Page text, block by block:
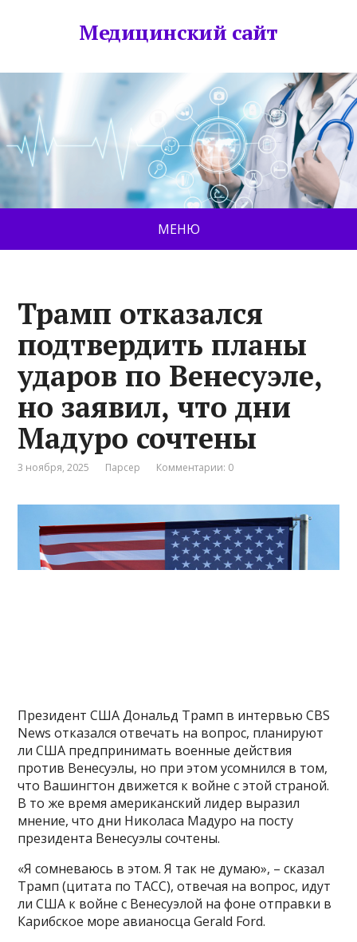
Медицинский сайт
МЕНЮ
Трамп отказался
подтвердить планы
ударов по Венесуэле,
но заявил, что дни
Мадуро сочтены
3 ноября, 2025 Парсер Комментарии: 0
Президент США Дональд Трамп в интервью CBS
News отказался отвечать на вопрос, планируют
ли США предпринимать военные действия
против Венесуэлы, но при этом усомнился в том,
что Вашингтон движется к войне с этой страной.
В то же время американский лидер выразил
мнение, что дни Николаса Мадуро на посту
президента Венесуэлы сочтены.
«Я сомневаюсь в этом. Я так не думаю», – сказал
Трамп (цитата по ТАСС), отвечая на вопрос, идут
ли США к войне с Венесуэлой на фоне отправки в
Карибское море авианосца Gerald Ford.